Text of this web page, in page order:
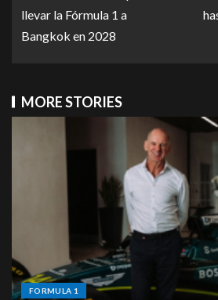
llevar la Fórmula 1 a
Bangkok en 2028
MORE STORIES
FORMULA 1